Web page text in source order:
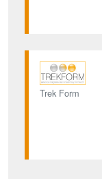
Trek Form